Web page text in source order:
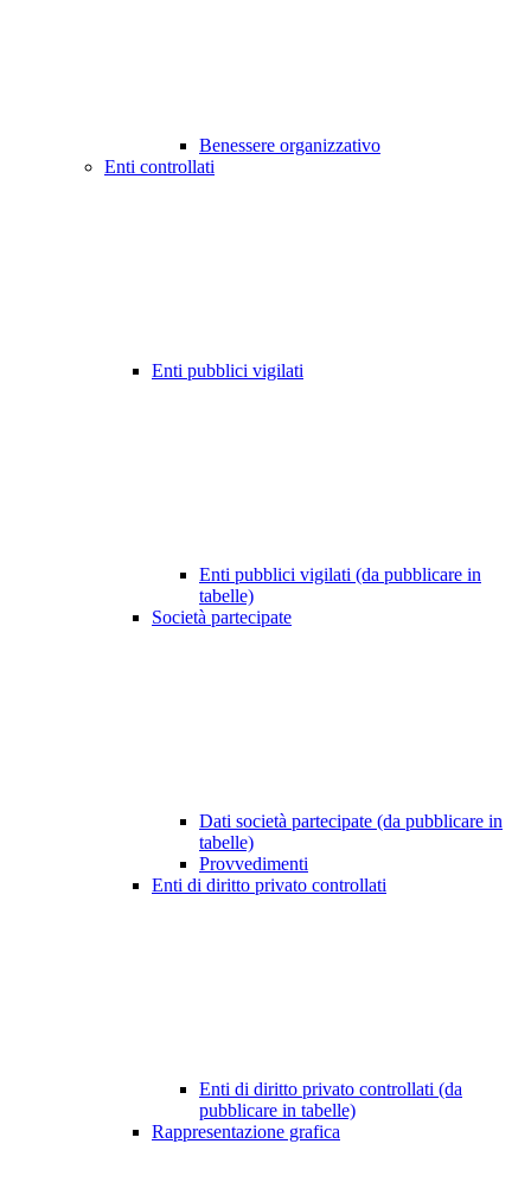
Benessere organizzativo
Enti controllati
Enti pubblici vigilati
Enti pubblici vigilati (da pubblicare in
tabelle)
Società partecipate
Dati società partecipate (da pubblicare in
tabelle)
Provvedimenti
Enti di diritto privato controllati
Enti di diritto privato controllati (da
pubblicare in tabelle)
Rappresentazione grafica